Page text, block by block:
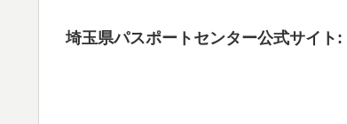
埼玉県パスポートセンター公式サイト: